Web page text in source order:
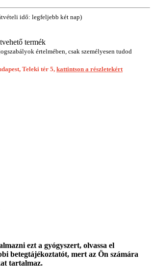
idő: legfeljebb két nap)
termék
értelmében, csak személyesen tudod
Teleki tér 5, kattintson a részletekért
ezt a gyógyszert, olvassa el
betegtájékoztatót, mert az Ön számára
tartalmaz.